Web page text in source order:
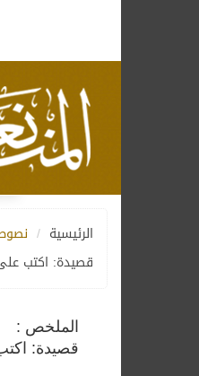
الرئيسية
قصيدة: اكتب
الملخص :
قصيدة: